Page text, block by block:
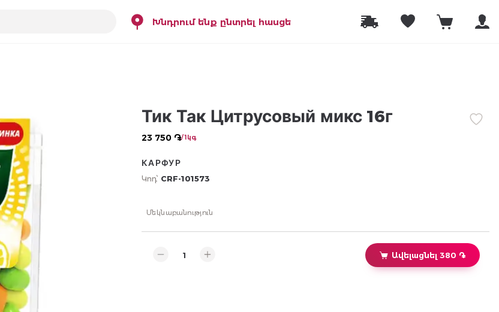
Խնդրում ենք ընտրել հասցե
Тик Так Цитрусовый микс 16г
23 750 ֏/ 1կգ
КАРФУР
Կոդ՝ CRF-101573
Մեկնաբանություն
Ավելացնել 380 ֏